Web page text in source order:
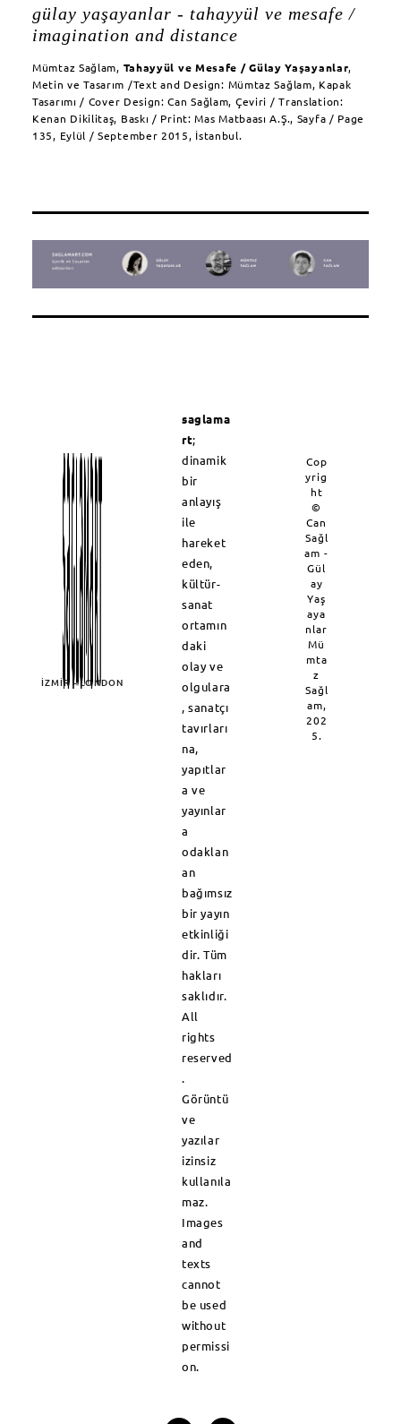
gülay yaşayanlar - tahayyül ve mesafe /
imagination and distance
Mümtaz Sağlam, Tahayyül ve Mesafe / Gülay Yaşayanlar,
Metin ve Tasarım /Text and Design: Mümtaz Sağlam, Kapak
Tasarımı / Cover Design: Can Sağlam, Çeviri / Translation:
Kenan Dikilitaş, Baskı / Print: Mas Matbaası A.Ş., Sayfa / Page
135, Eylül / September 2015, İstanbul.
İZMİR - LONDON
saglama
rt;
dinamik
bir
anlayış
ile
hareket
eden,
kültür-
sanat
ortamın
daki
olay ve
olgulara
, sanatçı
tavırları
na,
yapıtlar
a ve
yayınlar
a
odaklan
an
bağımsız
bir yayın
etkinliği
dir. Tüm
hakları
saklıdır.
All
rights
reserved
.
Görüntü
ve
yazılar
izinsiz
kullanıla
maz.
Images
and
texts
cannot
be used
without
permissi
on.
Cop
yrig
ht
©
Can
Sağl
am -
Gül
ay
Yaş
aya
nlar
Mü
mta
z
Sağl
am,
202
5.